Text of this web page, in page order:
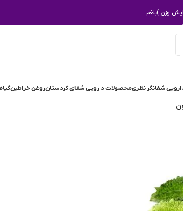
وزن )بلغم
شفانگر نظریمحصولات دارویی شفای کردستانروغن خراطین